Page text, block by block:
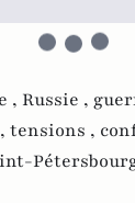
, Russie ,
tensions ,